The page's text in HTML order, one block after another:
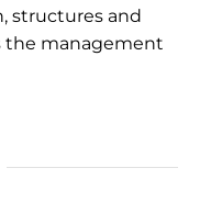
structures and
the management